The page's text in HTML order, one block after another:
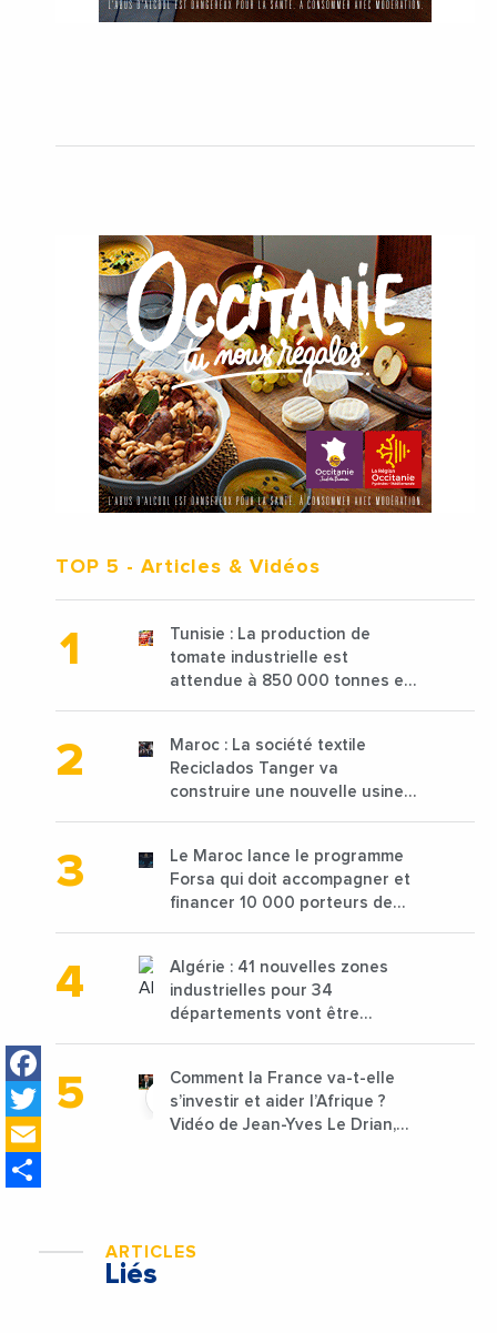
Facebook
Twitter
TOP 5 - Articles & Vidéos
Tunisie : La production de
tomate industrielle est
attendue à 850 000 tonnes en
Maroc : La société textile
Reciclados Tanger va
construire une nouvelle usine
Le Maroc lance le programme
Forsa qui doit accompagner et
financer 10 000 porteurs de
Algérie : 41 nouvelles zones
industrielles pour 34
départements vont être
Comment la France va-t-elle
s’investir et aider l’Afrique ?
Vidéo de Jean-Yves Le Drian,
ARTICLES
Liés